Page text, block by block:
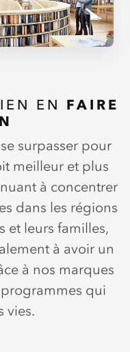
EN FAIRE
surpasser pour
meilleur et plus
à concentrer
dans les régions
et leurs familles,
à avoir un
à nos marques
qui
vies.